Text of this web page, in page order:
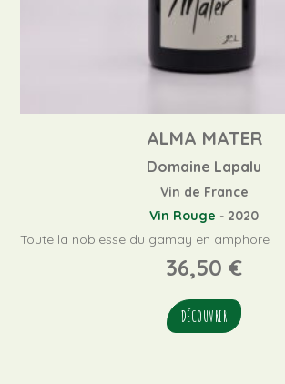
ALMA MATER
Domaine Lapalu
Vin de France
Vin Rouge - 2020
Toute la noblesse du gamay en amphore
36,50 €
DÉCOUVRIR